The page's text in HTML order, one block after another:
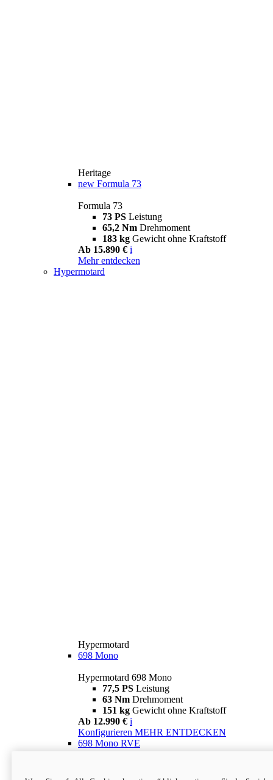
Heritage
new Formula 73
Formula 73
73 PS Leistung
65,2 Nm Drehmoment
183 kg Gewicht ohne Kraftstoff
Ab 15.890 € i
Mehr entdecken
Hypermotard
Hypermotard
698 Mono
Hypermotard 698 Mono
77,5 PS Leistung
63 Nm Drehmoment
151 kg Gewicht ohne Kraftstoff
Ab 12.990 € i
Konfigurieren MEHR ENTDECKEN
698 Mono RVE
77,5 PS
Leistung